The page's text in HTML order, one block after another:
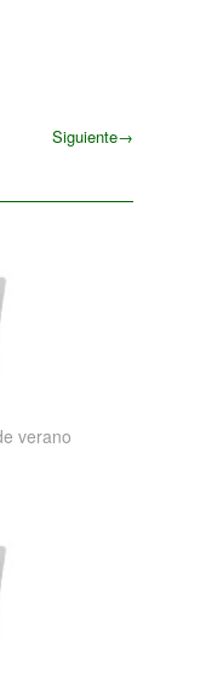
Siguiente→
verano